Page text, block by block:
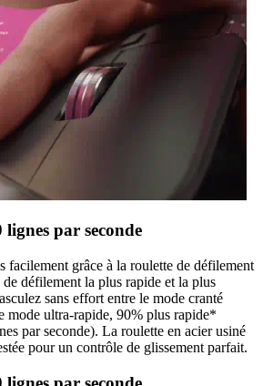
par seconde
facilement grâce à la roulette de défilement
défilement la plus rapide et la plus
sans effort entre le mode cranté
mode ultra-rapide, 90% plus rapide*
par seconde). La roulette en acier usiné
pour un contrôle de glissement parfait.